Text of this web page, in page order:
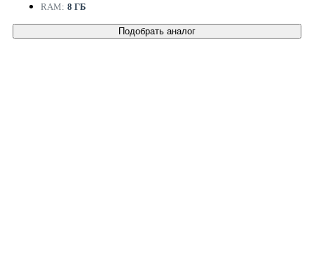
RAM: 8 ГБ
Подобрать аналог